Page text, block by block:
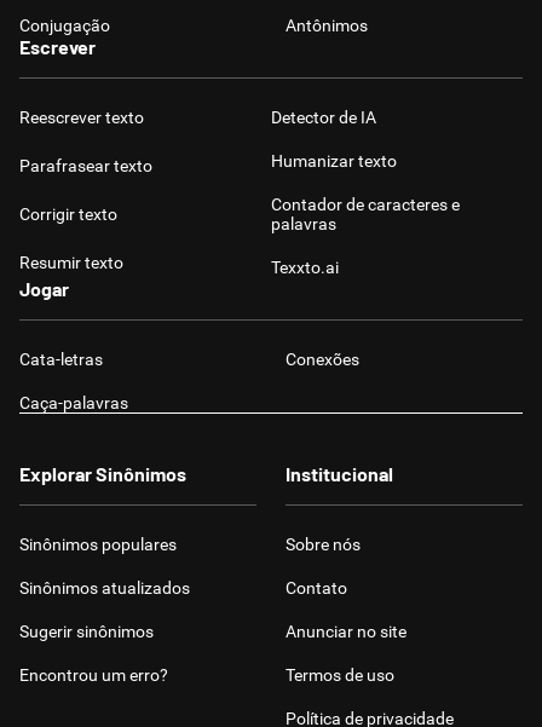
Conjugação Antônimos
Escrever
Reescrever texto
Parafrasear texto
Corrigir texto
Resumir texto
Detector de IA
Humanizar texto
Contador de caracteres e
palavras
Texxto.ai
Jogar
Cata-letras Conexões
Caça-palavras
Explorar Sinônimos
Sinônimos populares
Sinônimos atualizados
Sugerir sinônimos
Encontrou um erro?
Institucional
Sobre nós
Contato
Anunciar no site
Termos de uso
Política de privacidade